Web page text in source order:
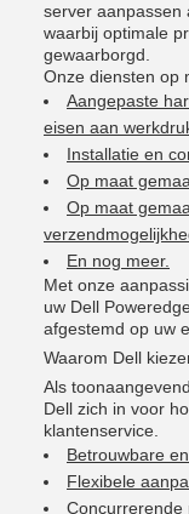
server aanpassen
waarbij optimale
gewaarborgd.
Onze diensten op
Aangepaste
eisen aan
Installatie en
Op maat
Op maat
En nog meer.
Met onze
uw Dell
afgestemd op uw
Waarom Dell
Als
Dell zich in voor
klantenservice.
Betrouwbare
Flexibele
Concurrerende